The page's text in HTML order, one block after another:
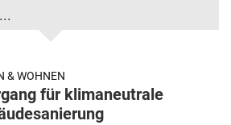
& WOHNEN
für klimaneutrale